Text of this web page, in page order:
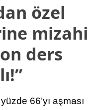
özel
mizahi
ders
66’yı aşması